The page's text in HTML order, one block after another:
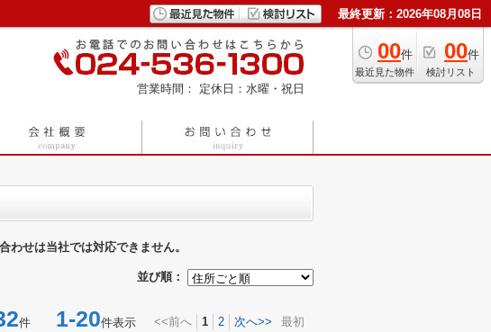
最終更新：2026年08月08日
00件
最近見た物件
00件
検討リスト
営業時間： 定休日：水曜・祝日
せは当社では対応できません。
並び順：
件 1-20件表示 <<前へ 1 2 次へ>> 最初